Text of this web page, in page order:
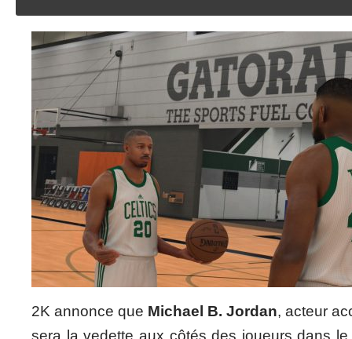
2K annonce que Michael B. Jordan, acteur
sera la vedette aux côtés des joueurs dans